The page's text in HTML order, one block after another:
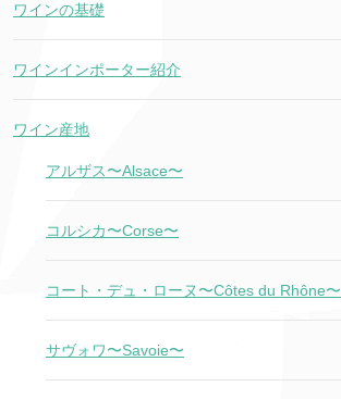
ワインの基礎
ワインインポーター紹介
ワイン産地
アルザス〜Alsace〜
コルシカ〜Corse〜
コート・デュ・ローヌ〜Côtes du Rhône〜
サヴォワ〜Savoie〜